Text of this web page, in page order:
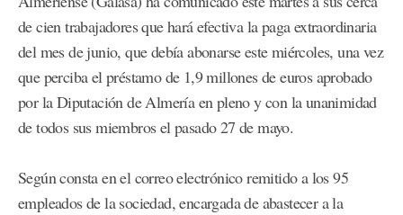
de cien trabajadores que hará efectiva la paga extraordinaria
del mes de junio, que debía abonarse este miércoles, una vez
que perciba el préstamo de 1,9 millones de euros aprobado
por la Diputación de Almería en pleno y con la unanimidad
de todos sus miembros el pasado 27 de mayo.
Según consta en el correo electrónico remitido a los 95
empleados de la sociedad, encargada de abastecer a la